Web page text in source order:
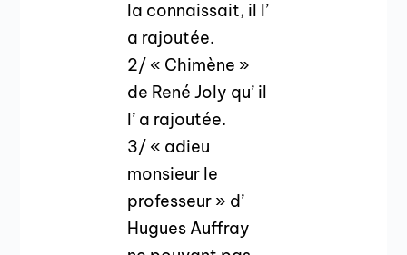
la connaissait, il l’
a rajoutée.
2/ « Chimène »
de René Joly qu’ il
l’ a rajoutée.
3/ « adieu
monsieur le
professeur » d’
Hugues Auffray